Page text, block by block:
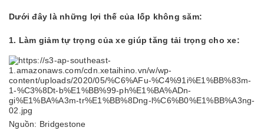
Dưới đây là những lợi thế của lốp không săm:
1. Làm giảm tự trọng của xe giúp tăng tải trọng cho xe:
Nguồn: Bridgestone